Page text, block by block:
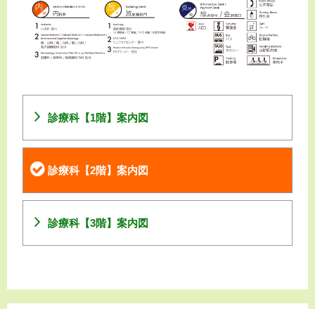
診療科【1階】案内図
診療科【2階】案内図
診療科【3階】案内図